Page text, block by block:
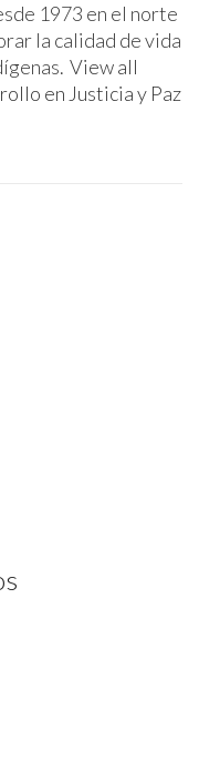
1973 en el norte
la calidad de vida
View all
en Justicia y Paz